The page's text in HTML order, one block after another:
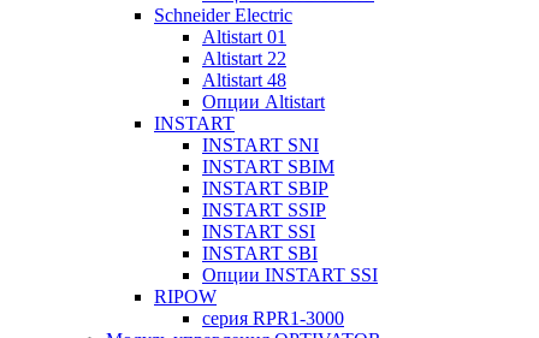
Schneider Electric
Altistart 01
Altistart 22
Altistart 48
Опции Altistart
INSTART
INSTART SNI
INSTART SBIM
INSTART SBIP
INSTART SSIP
INSTART SSI
INSTART SBI
Опции INSTART SSI
RIPOW
серия RPR1-3000